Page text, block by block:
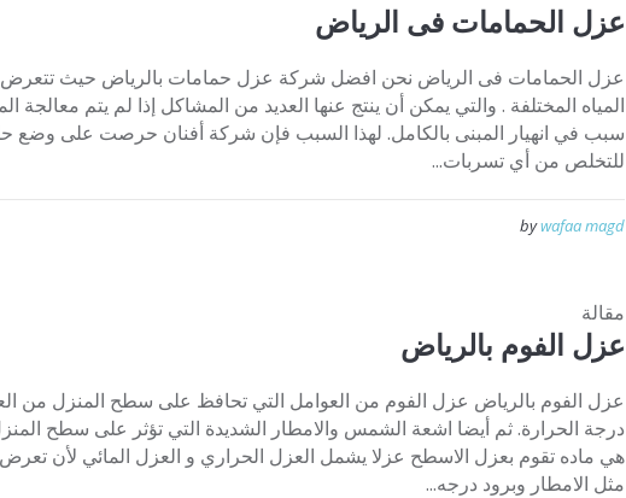
عزل الحمامات فى الرياض
عزل الحمامات فى الرياض نحن افضل شركة عزل حمامات بالرياض حيث تتعرض
المياه المختلفة . والتي يمكن أن ينتج عنها العديد من المشاكل إذا لم يتم
سبب في انهيار المبنى بالكامل. لهذا السبب فإن شركة أفنان حرصت على وضع
للتخلص من أي تسربات...
bywafaa magd
مقالة
عزل الفوم بالرياض
عزل الفوم بالرياض عزل الفوم من العوامل التي تحافظ على سطح المنزل من
درجة الحرارة. ثم أيضا اشعة الشمس والامطار الشديدة التي تؤثر على سطح
هي ماده تقوم بعزل الاسطح عزلا يشمل العزل الحراري و العزل المائي لأن
مثل الامطار وبرود درجه...